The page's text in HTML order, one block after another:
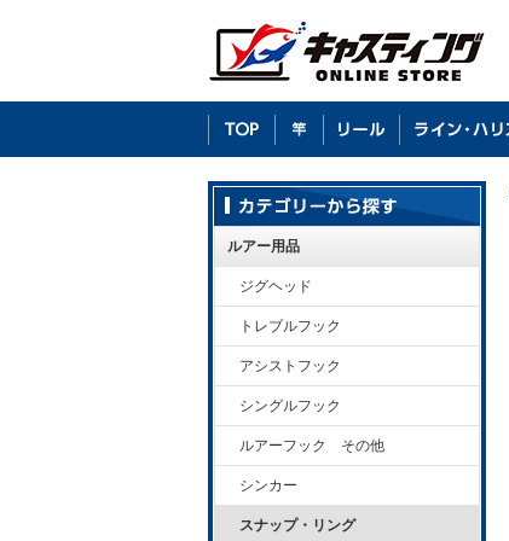
ルアー用品
ジグヘッド
トレブルフック
アシストフック
シングルフック
ルアーフック その他
シンカー
スナップ・リング